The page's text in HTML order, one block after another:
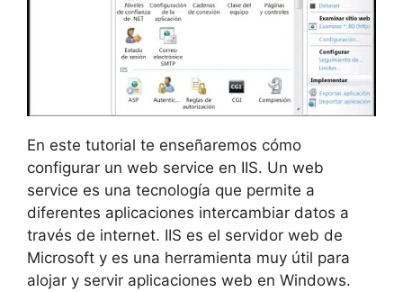
En este tutorial te enseñaremos cómo
configurar un web service en IIS. Un web
service es una tecnología que permite a
diferentes aplicaciones intercambiar datos a
través de internet. IIS es el servidor web de
Microsoft y es una herramienta muy útil para
alojar y servir aplicaciones web en Windows.